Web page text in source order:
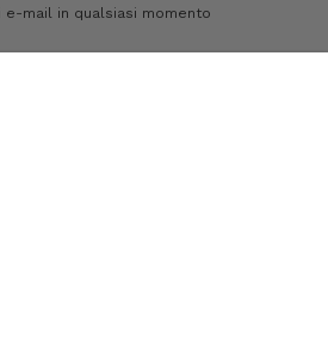
mail in qualsiasi momento